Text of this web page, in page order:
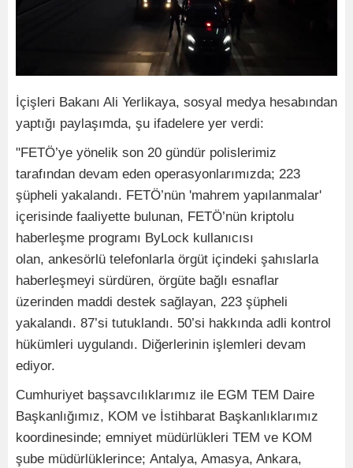
İçişleri Bakanı Ali Yerlikaya, sosyal medya hesabından
yaptığı paylaşımda, şu ifadelere yer verdi:
"FETÖ’ye yönelik son 20 gündür polislerimiz
tarafından devam eden operasyonlarımızda; 223
şüpheli yakalandı. FETÖ’nün 'mahrem yapılanmalar'
içerisinde faaliyette bulunan, FETÖ’nün kriptolu
haberleşme programı ByLock kullanıcısı
olan, ankesörlü telefonlarla örgüt içindeki şahıslarla
haberleşmeyi sürdüren, örgüte bağlı esnaflar
üzerinden maddi destek sağlayan, 223 şüpheli
yakalandı. 87’si tutuklandı. 50’si hakkında adli kontrol
hükümleri uygulandı. Diğerlerinin işlemleri devam
ediyor.
Cumhuriyet başsavcılıklarımız ile EGM TEM Daire
Başkanlığımız, KOM ve İstihbarat Başkanlıklarımız
koordinesinde; emniyet müdürlükleri TEM ve KOM
şube müdürlüklerince; Antalya, Amasya, Ankara,